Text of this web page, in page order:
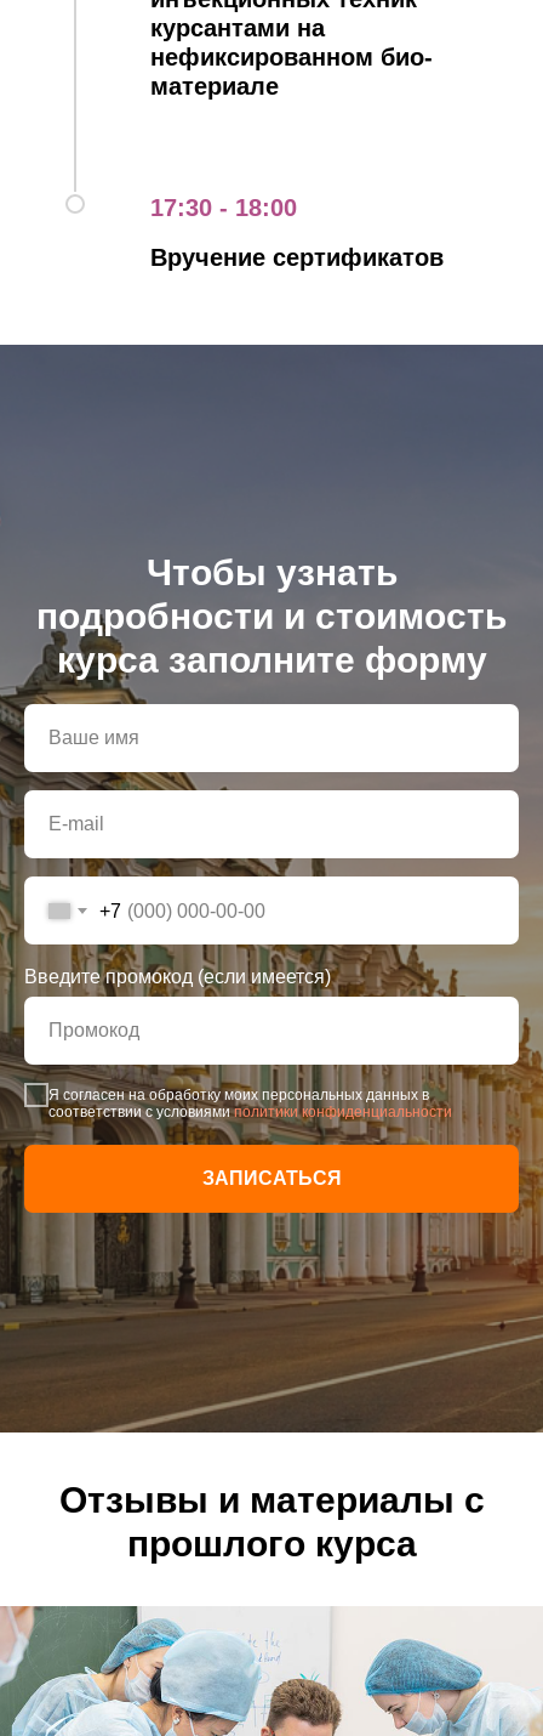
курсантами на
нефиксированном био-
материале
17:30 - 18:00
Вручение сертификатов
Чтобы узнать
подробности и стоимость
курса заполните форму
+7
Введите промокод (если имеется)
Я согласен на обработку моих персональных данных в
соответствии с условиямиполитики конфиденциальности
ЗАПИСАТЬСЯ
Отзывы и материалы с
прошлого курса